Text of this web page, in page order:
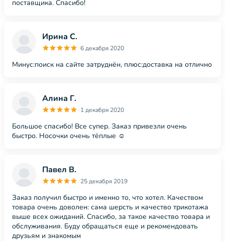
поставщика. Спасибо!
Ирина С.
6 декабря 2020
Минус:поиск на сайте затруднён, плюс:доставка на отлично
Алина Г.
1 декабря 2020
Большое спасибо! Все супер. Заказ привезли очень
быстро. Носочки очень тёплые ☺️
Павел В.
25 декабря 2019
Заказ получил быстро и именно то, что хотел. Качеством
товара очень доволен: сама шерсть и качество трикотажа
выше всех ожиданий. Спасибо, за такое качество товара и
обслуживания. Буду обращаться еще и рекомендовать
друзьям и знакомым